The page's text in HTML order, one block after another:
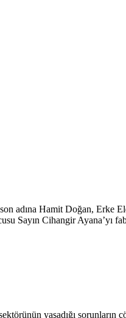
adına Hamit Doğan, Erke
Sayın Cihangir Ayana’yı
yaşadığı sorunların